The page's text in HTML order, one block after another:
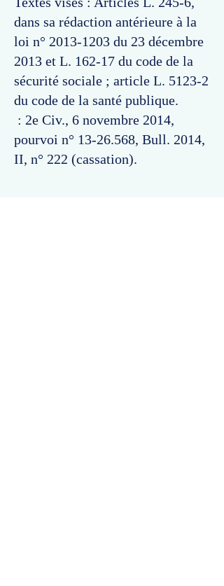
dans sa rédaction antérieure à la
loi n° 2013-1203 du 23 décembre
2013 et L. 162-17 du code de la
sécurité sociale ; article L. 5123-2
du code de la santé publique.
: 2e Civ., 6 novembre 2014,
pourvoi n° 13-26.568, Bull. 2014,
II, n° 222 (cassation).